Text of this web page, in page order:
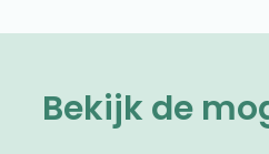
Bekijk de